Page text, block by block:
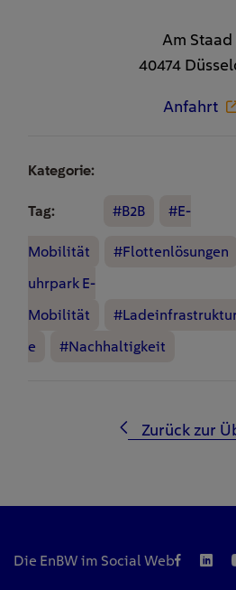
Am Staad
40474
Anfahrt
Kategorie:
Tag: #B2B #E-
Mobilität #Flottenlösungen
uhrpark E-
Mobilität
e
#Nachhaltigkeit
Zurück zur
Die EnBW im Social Web